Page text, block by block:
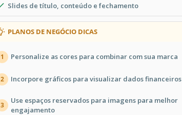
Slides de título, conteúdo e fechamento
PLANOS DE NEGÓCIO DICAS
1 Personalize as cores para combinar com sua marca
2 Incorpore gráficos para visualizar dados financeiros
3
Use espaços reservados para imagens para melhor
engajamento